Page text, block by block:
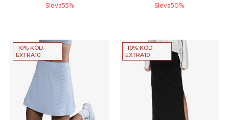
Sleva55% Sleva50%
-10% KÓD:
EXTRA10
-10% KÓD:
EXTRA10